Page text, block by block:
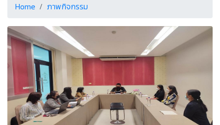
Home ภาพกิจกรรม